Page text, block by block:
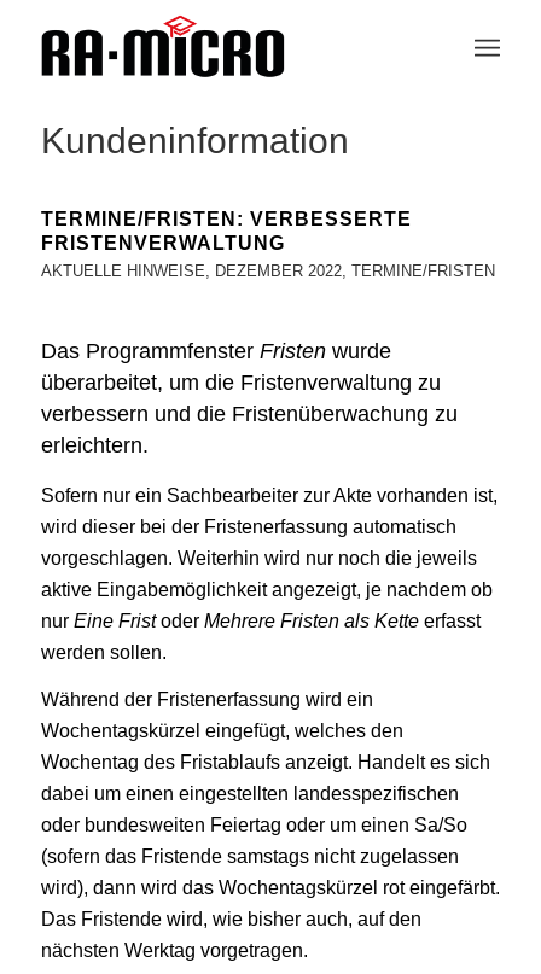
Kundeninformation
TERMINE/FRISTEN: VERBESSERTE
FRISTENVERWALTUNG
AKTUELLE HINWEISE, DEZEMBER 2022, TERMINE/FRISTEN
Das Programmfenster Fristenwurde
überarbeitet, um die Fristenverwaltung zu
verbessern und die Fristenüberwachung zu
erleichtern.
Sofern nur ein Sachbearbeiter zur Akte vorhanden ist,
wird dieser bei der Fristenerfassung automatisch
vorgeschlagen. Weiterhin wird nur noch die jeweils
aktive Eingabemöglichkeit angezeigt, je nachdem ob
nur Eine Fristoder Mehrere Fristen als Ketteerfasst
werden sollen.
Während der Fristenerfassung wird ein
Wochentagskürzel eingefügt, welches den
Wochentag des Fristablaufs anzeigt. Handelt es sich
dabei um einen eingestellten landesspezifischen
oder bundesweiten Feiertag oder um einen Sa/So
(sofern das Fristende samstags nicht zugelassen
wird), dann wird das Wochentagskürzel rot eingefärbt.
Das Fristende wird, wie bisher auch, auf den
nächsten Werktag vorgetragen.